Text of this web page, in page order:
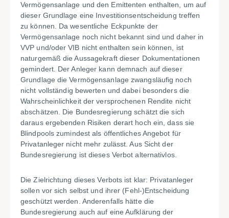
Vermögensanlage und den Emittenten enthalten, um auf
dieser Grundlage eine Investitionsentscheidung treffen
zu können. Da wesentliche Eckpunkte der
Vermögensanlage noch nicht bekannt sind und daher in
VVP und/oder VIB nicht enthalten sein können, ist
naturgemäß die Aussagekraft dieser Dokumentationen
gemindert. Der Anleger kann demnach auf dieser
Grundlage die Vermögensanlage zwangsläufig noch
nicht vollständig bewerten und dabei besonders die
Wahrscheinlichkeit der versprochenen Rendite nicht
abschätzen. Die Bundesregierung schätzt die sich
daraus ergebenden Risiken derart hoch ein, dass sie
Blindpools zumindest als öffentliches Angebot für
Privatanleger nicht mehr zulässt. Aus Sicht der
Bundesregierung ist dieses Verbot alternativlos.
Die Zielrichtung dieses Verbots ist klar: Privatanleger
sollen vor sich selbst und ihrer (Fehl-)Entscheidung
geschützt werden. Anderenfalls hätte die
Bundesregierung auch auf eine Aufklärung der